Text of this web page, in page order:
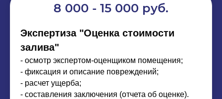
8 000 - 15 000 руб.
Экспертиза "Оценка стоимости
залива"
- осмотр экспертом-оценщиком помещения;
- фиксация и описание повреждений;
- расчет ущерба;
- составления заключения (отчета об оценке).